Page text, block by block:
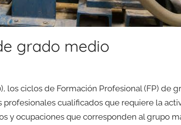
grado medio
los ciclos de Formación Profesional (FP) de
cualificados que requiere la
y ocupaciones que corresponden al grupo